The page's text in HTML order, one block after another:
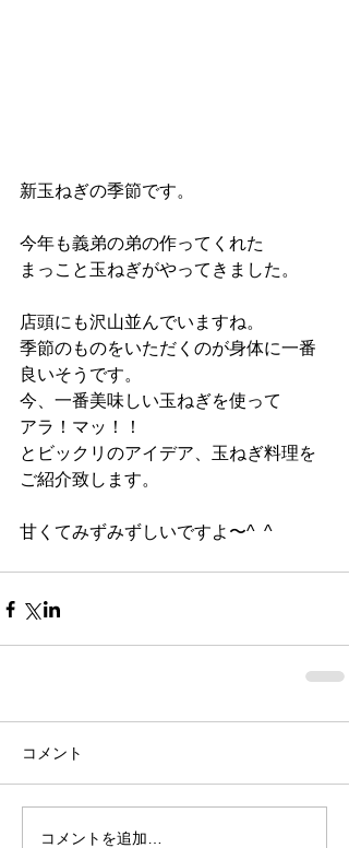
新玉ねぎの季節です。
今年も義弟の弟の作ってくれた
まっこと玉ねぎがやってきました。
店頭にも沢山並んでいますね。
季節のものをいただくのが身体に一番
良いそうです。
今、一番美味しい玉ねぎを使って
アラ！マッ！！
とビックリのアイデア、玉ねぎ料理を
ご紹介致します。
甘くてみずみずしいですよ〜^  ^
コメント
コメントを追加…